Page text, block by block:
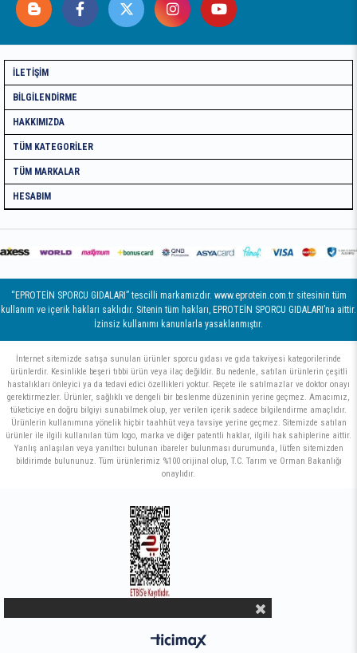
İLETIŞIM
BILGILENDIRME
HAKKIMIZDA
TÜM KATEGORILER
TÜM MARKALAR
HESABIM
“EPROTEİN SPORCU GIDALARI” tescilli markamızdır. www.eprotein.com.tr sitesinin tüm
kullanım ve içerik hakları saklıdır. Sitenin tüm hakları, EPROTEİN SPORCU GIDALARI’na aittir.
İzinsiz kullanımı kanunlarla yasaklanmıştır.
İnternet sitemizde satışa sunulan ürünler sporcu gıdası ve gıda takviyesi kategorilerinde
ürünlerdir. Kesinlikle beşeri tıbbi ürün veya ilaç değildir. Bu nedenle, satılan ürünlerin çeşitli
hastalıkları önleyici ya da tedavi edici özellikleri yoktur. Reçete ile satılmazlar ve doktor onayı
gerektirmezler. Ürünler, sağlıklı ve dengeli bir beslenme düzeninin yerine geçmez. Amacımız,
tüketiciye en doğru bilgiyi sunabilmek olup, yer verilen içerik sadece bilgilendirme amaçlıdır.
Ürünlerin kullanımına yönelik hiçbir taahhüt veya tavsiye yerine geçmez. Sitemizde satılan
ürünler ile ilgili kullanılan tüm logo, marka ve diğer patentli haklar, ilgili hak sahiplerine aittir.
Yanlış anlaşılan veya yanıltıcı bulunan ibareler bulunması durumunda, lütfen sitemizden
bildirimde bulununuz. Tüm ürünlerimiz %100 orijinal olup, T.C. Tarım ve Orman Bakanlığı
onaylıdır.